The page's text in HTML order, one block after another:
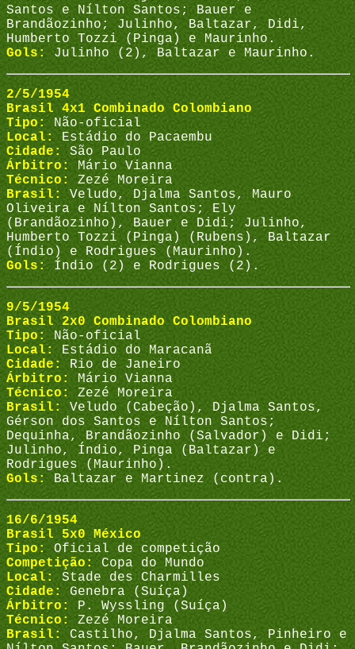
Santos e Nílton Santos; Bauer e
Brandãozinho; Julinho, Baltazar, Didi,
Humberto Tozzi (Pinga) e Maurinho.
Gols: Julinho (2), Baltazar e Maurinho.
2/5/1954
Brasil 4x1 Combinado Colombiano
Tipo: Não-oficial
Local: Estádio do Pacaembu
Cidade: São Paulo
Árbitro: Mário Vianna
Técnico: Zezé Moreira
Brasil:Veludo, Djalma Santos, Mauro
Oliveira e Nílton Santos; Ely
(Brandãozinho), Bauer e Didi; Julinho,
Humberto Tozzi (Pinga) (Rubens), Baltazar
(Índio) e Rodrigues (Maurinho).
Gols: Índio (2) e Rodrigues (2).
9/5/1954
Brasil 2x0 Combinado Colombiano
Tipo:Não-oficial
Local: Estádio do Maracanã
Cidade:Rio de Janeiro
Árbitro:Mário Vianna
Técnico:Zezé Moreira
Brasil:
Veludo (Cabeção), Djalma Santos,
Gérson dos Santos e Nílton Santos;
Dequinha, Brandãozinho (Salvador) e Didi;
Julinho, Índio, Pinga (Baltazar) e
Rodrigues (Maurinho).
Gols: Baltazar e Martinez (contra).
16/6/1954
Brasil 5x0 México
Tipo: Oficial de competição
Competição: Copa do Mundo
Local: Stade des Charmilles
Cidade:Genebra (Suíça)
Árbitro:P. Wyssling (Suíça)
Técnico:Zezé Moreira
Brasil: Castilho, Djalma Santos, Pinheiro e